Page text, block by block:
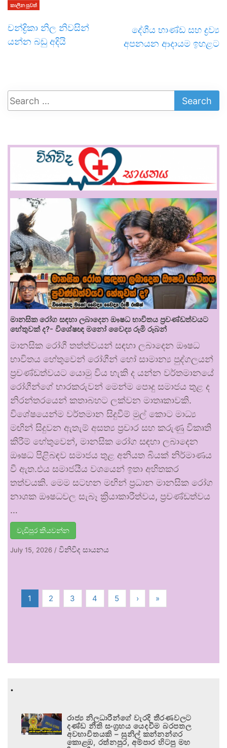
කාලීන පුවත්
චන්ද්‍රිකා නිල නිවසින්
යන්න බඩු අදියි
දේශීය භාණ්ඩ සහ ද්‍රව්‍ය
අපනයන ආදායම ඉහළට
මානසික රෝග සඳහා ලබාදෙන ඖෂධ භාවිතය ප්‍රචණ්ඩත්වයට
හේතුවක් ද?- විශේෂඥ මනෝ වෛද්‍ය රූමි රූබන්
මානසික රෝගී තත්ත්වයන් සඳහා ලබාදෙන ඖෂධ
භාවිතය හේතුවෙන් රෝගීන් හෝ සාමාන්‍ය පුද්ගලයන්
ප්‍රචණ්ඩත්වයට යොමු විය හැකි ද යන්න වර්තමානයේ
රෝගීන්ගේ භාරකරුවන් මෙන්ම පොදු සමාජය තුළ ද
නිරන්තරයෙන් කතාබහට ලක්වන මාතෘකාවකි.
විශේෂයෙන්ම වර්තමාන සිදුවීම් මුල් කොට මාධ්‍ය
මඟින් සිදුවන ඇතැම් අසත්‍ය ප්‍රචාර සහ කරුණු විකෘති
කිරීම් හේතුවෙන්, මානසික රෝග සඳහා ලබාදෙන
ඖෂධ පිළිබඳව සමාජය තුළ අනියත බියක් නිර්මාණය
වී ඇත.එය සමාජයීය වශයෙන් ඉතා අහිතකර
තත්වයකි. මෙම සටහන මඟින් ප්‍රධාන මානසික රෝග
නාශක ඖෂධවල සැබෑ ක්‍රියාකාරීත්වය, ප්‍රචණ්ඩත්වය
…
වැඩිපුර කියවන්න
July 15, 2026 / විනිවිද සායනය
1 2 3 4 5 › »
.
රාජ්‍ය නිලධාරීන්ගේ වැරදි තීරණවලට
දණ්ඩ නීති සංග්‍රහය යෙදවීම බරපතල
අවභාවිතයකි – සුනිල් කන්නන්ගර
කොළඹ, රත්නපුර, අම්පාර හිටපු මහ